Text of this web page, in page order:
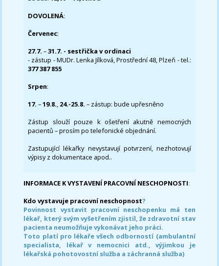
DOVOLENÁ:
Červenec:
27.7.–31.7. - sestřička v ordinaci
- zástup - MUDr. Lenka Jílková, Prostřední 48, Plzeň - tel.:
377 387 855
Srpen:
17. –19.8., 24.-25.8. – zástup: bude upřesněno
Zástup slouží pouze k ošetření akutně nemocných
pacientů – prosím po telefonické objednání.
Zastupující lékařky nevystavují potvrzení, nezhotovují
výpisy z dokumentace apod..
INFORMACE K VYSTAVENÍ PRACOVNÍ NESCHOPNOSTI:
Kdo vystavuje pracovní neschopnost?
Povinnost vystavit pracovní neschopenku má ten
lékař, který svým vyšetřením zjistil, že zdravotní stav
pacienta neumožňuje vykonávat jeho práci.
Toto platí pro lékaře všech odborností (ambulantní
specialista, lékař v nemocnici atd., výjimkou je
lékařská pohotovostní služba a záchranná služba)